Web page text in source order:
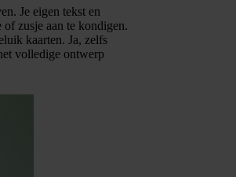
Je eigen tekst en
zusje aan te kondigen.
kaarten. Ja, zelfs
volledige ontwerp